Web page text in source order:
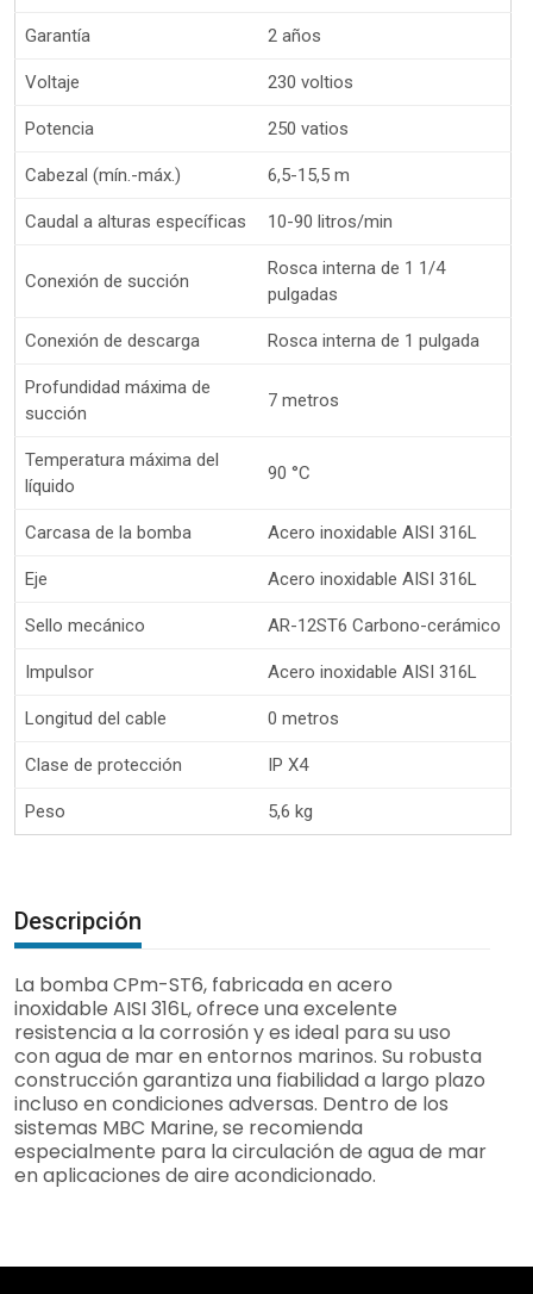
Garantía 2 años
Voltaje 230 voltios
Potencia 250 vatios
Cabezal (mín.-máx.) 6,5-15,5 m
Caudal a alturas específicas 10-90 litros/min
Conexión de succión
Rosca interna de 1 1/4
pulgadas
Conexión de descarga Rosca interna de 1 pulgada
Profundidad máxima de
succión
7 metros
Temperatura máxima del
líquido
90 °C
Carcasa de la bomba Acero inoxidable AISI 316L
Eje Acero inoxidable AISI 316L
Sello mecánico AR-12ST6 Carbono-cerámico
Impulsor Acero inoxidable AISI 316L
Longitud del cable 0 metros
Clase de protección IP X4
Peso 5,6 kg
Descripción
La bomba CPm-ST6, fabricada en acero
inoxidable AISI 316L, ofrece una excelente
resistencia a la corrosión y es ideal para su uso
con agua de mar en entornos marinos. Su robusta
construcción garantiza una fiabilidad a largo plazo
incluso en condiciones adversas. Dentro de los
sistemas MBC Marine, se recomienda
especialmente para la circulación de agua de mar
en aplicaciones de aire acondicionado.